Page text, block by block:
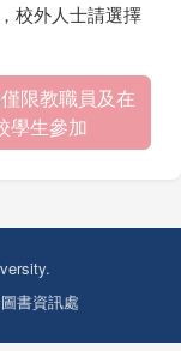
校外人士請選擇
限教職員及在
學生參加
書資訊處